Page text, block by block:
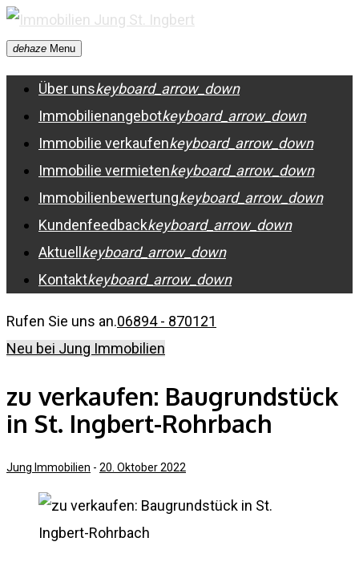
Skip
to
content
dehaze Menu
Über unskeyboard_arrow_down
Immobilienangebotkeyboard_arrow_down
Immobilie verkaufenkeyboard_arrow_down
Immobilie vermietenkeyboard_arrow_down
Immobilienbewertungkeyboard_arrow_down
Kundenfeedbackkeyboard_arrow_down
Aktuell keyboard_arrow_down
Kontaktkeyboard_arrow_down
Rufen Sie uns an.06894 - 870121
Neu bei Jung Immobilien
zu verkaufen: Baugrundstück
in St. Ingbert-Rohrbach
Jung Immobilien - 20. Oktober 2022